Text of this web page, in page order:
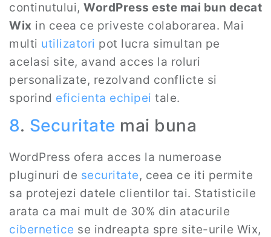
continutului, WordPress este mai bun decat
Wix in ceea ce priveste colaborarea. Mai
multi utilizatori pot lucra simultan pe
acelasi site, avand acces la roluri
personalizate, rezolvand conflicte si
sporind eficienta echipei tale.
8. Securitate mai buna
WordPress ofera acces la numeroase
pluginuri de securitate, ceea ce iti permite
sa protejezi datele clientilor tai. Statisticile
arata ca mai mult de 30% din atacurile
cibernetice se indreapta spre site-urile Wix,